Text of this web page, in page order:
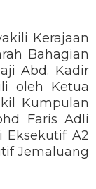
Kerajaan
Bahagian
Abd. Kadir
oleh Ketua
Kumpulan
Faris Adli
Eksekutif A2
Jemaluang